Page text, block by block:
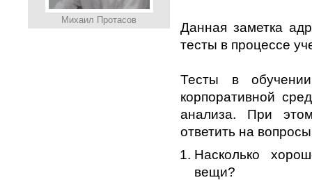
Михаил Протасов
Данная заметка
тесты в процессе
Тесты в
корпоративной
анализа. При
ответить на
Насколько
вещи?